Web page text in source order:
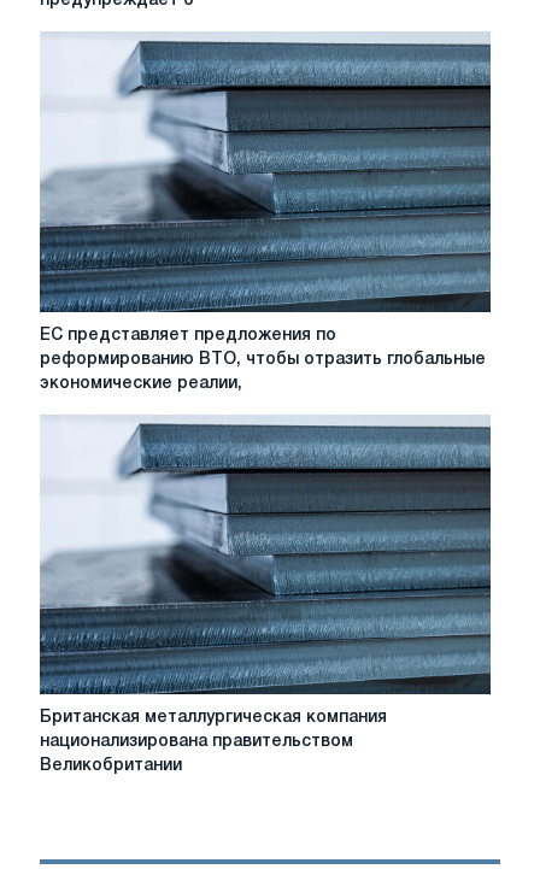
промышленность
Великобритании
предупреждает
о
проблемах
с
доступом
на
рынки
ЕС
представляет
реформированию
экономические
реалии,
сталкиваясь
с
искажающим
вмешательством
ЕС представляет предложения по
реформированию ВТО, чтобы отразить глобальные
экономические реалии,
Британская
металлургическая
компания
Британская металлургическая компания
национализирована правительством
Великобритании